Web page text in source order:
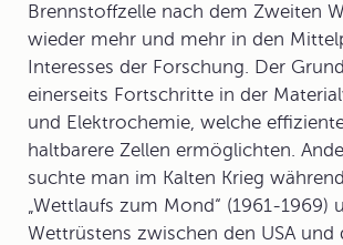
Brennstoffzelle nach dem Zweiten
wieder mehr und mehr in den
Interesses der Forschung. Der
einerseits Fortschritte in der
und Elektrochemie, welche
haltbarere Zellen ermöglichten.
suchte man im Kalten Krieg
„Wettlaufs zum Mond“ (1961-1969)
Wettrüstens zwischen den USA und